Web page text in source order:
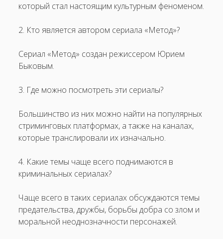
который стал настоящим культурным феноменом.
2. Кто является автором сериала «Метод»?
Сериал «Метод» создан режиссером Юрием
Быковым.
3. Где можно посмотреть эти сериалы?
Большинство из них можно найти на популярных
стриминговых платформах, а также на каналах,
которые транслировали их изначально.
4. Какие темы чаще всего поднимаются в
криминальных сериалах?
Чаще всего в таких сериалах обсуждаются темы
предательства, дружбы, борьбы добра со злом и
моральной неоднозначности персонажей.